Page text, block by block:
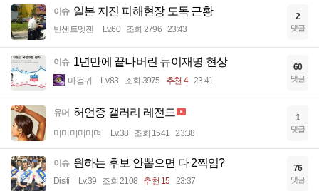
이슈 일본 지진 피해현장 도독 근황
빈센트멧젠 Lv.60 조회 2796 23:43
2
댓글
이슈 1년만에 끝나버린 뉴이재명 현상
마검귀 Lv.83 조회 3975 추천 4 23:41
60
댓글
유머 허언증 갤러리 레전드
머머머머머며 Lv.38 조회 1541 23:38
1
댓글
이슈 원하는 후보 안뽑으면 다 2찍임?
Disifi Lv.39 조회 2108 추천 15 23:37
76
댓글